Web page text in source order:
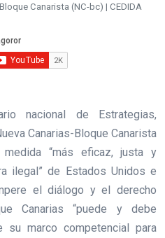
Canarista (NC-bc) | CEDIDA
nacional de Estrategias,
Canarias-Bloque Canarista
“más eficaz, justa y
ilegal” de Estados Unidos e
el diálogo y el derecho
Canarias “puede y debe
su marco competencial para